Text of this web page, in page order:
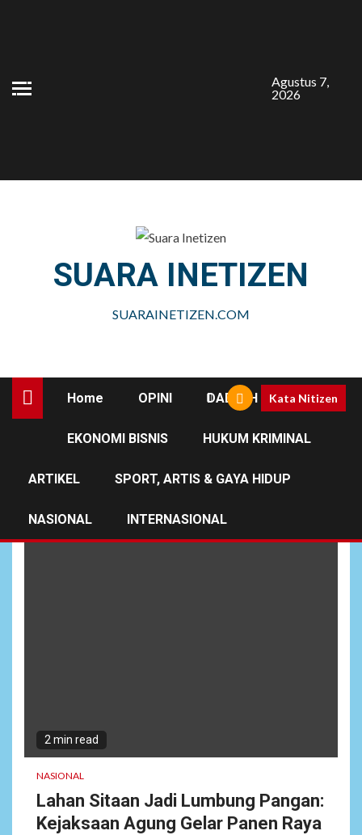
Agustus 7,
2026
SUARA INETIZEN
SUARAINETIZEN.COM
Home OPINI DAERAH
EKONOMI BISNIS HUKUM KRIMINAL
ARTIKEL SPORT, ARTIS & GAYA HIDUP
NASIONAL INTERNASIONAL
Kata Nitizen
indonesia
2 min read
NASIONAL
Lahan Sitaan Jadi Lumbung Pangan:
Kejaksaan Agung Gelar Panen Raya